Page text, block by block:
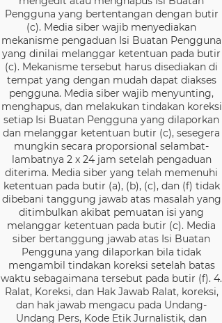
Pengguna yang bertentangan dengan butir
(c). Media siber wajib menyediakan
mekanisme pengaduan Isi Buatan Pengguna
yang dinilai melanggar ketentuan pada butir
(c). Mekanisme tersebut harus disediakan di
tempat yang dengan mudah dapat diakses
pengguna. Media siber wajib menyunting,
menghapus, dan melakukan tindakan koreksi
setiap Isi Buatan Pengguna yang dilaporkan
dan melanggar ketentuan butir (c), sesegera
mungkin secara proporsional selambat-
lambatnya 2 x 24 jam setelah pengaduan
diterima. Media siber yang telah memenuhi
ketentuan pada butir (a), (b), (c), dan (f) tidak
dibebani tanggung jawab atas masalah yang
ditimbulkan akibat pemuatan isi yang
melanggar ketentuan pada butir (c). Media
siber bertanggung jawab atas Isi Buatan
Pengguna yang dilaporkan bila tidak
mengambil tindakan koreksi setelah batas
waktu sebagaimana tersebut pada butir (f). 4.
Ralat, Koreksi, dan Hak Jawab Ralat, koreksi,
dan hak jawab mengacu pada Undang-
Undang Pers, Kode Etik Jurnalistik, dan